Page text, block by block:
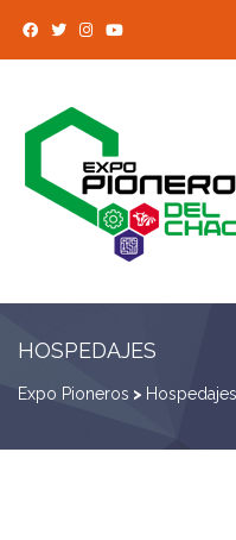
HOSPEDAJES
Expo Pioneros > Hospedajes